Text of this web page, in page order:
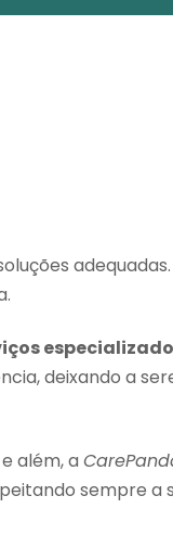
deixando a
além, a
sempre a